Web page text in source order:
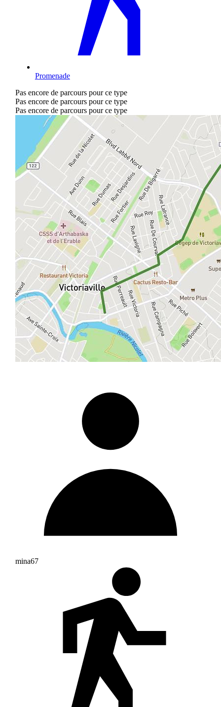
Promenade
Pas encore de parcours pour ce type
Pas encore de parcours pour ce type
Pas encore de parcours pour ce type
mina67